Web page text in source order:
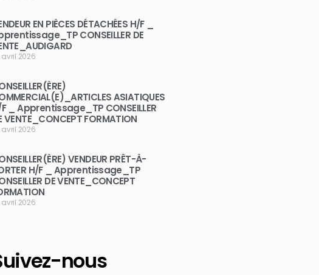
EN PIÈCES DÉTACHÉES H/F _
CONSEILLER DE
avril 2026
ASIATIQUES
_ Apprentissage_TP CONSEILLER
VENTE_CONCEPT FORMATION
avril 2026
VENDEUR PRÊT-À-
H/F _ Apprentissage_TP
DE VENTE_CONCEPT
avril 2026
nous